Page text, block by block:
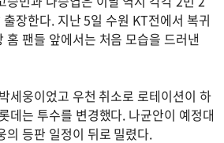
장한다. 지난 5일 수원 KT전에서 복귀
홈 팬들 앞에서는 처음 모습을 드러낸
세웅이었고 우천 취소로 로테이션이 하
데는 투수를 변경했다. 나균안이 예정대
의 등판 일정이 뒤로 밀렸다.